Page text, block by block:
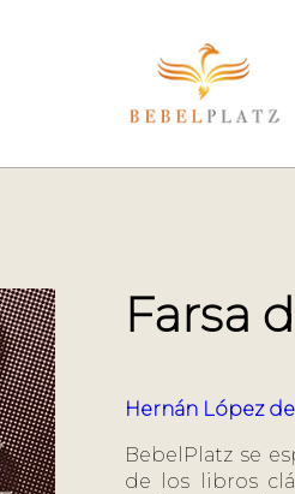
Farsa
Hernán López
BebelPlatz se
de los libros